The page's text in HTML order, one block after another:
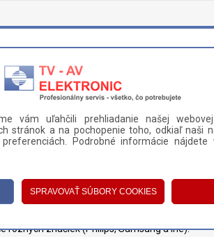
KONTAKT
FILTROV A VRECIEK
rôznych značiek (Philips, Samsung a iné).
vám uľahčili prehliadanie našej
stránok a na pochopenie toho, odkiaľ naši
Podrobné informácie